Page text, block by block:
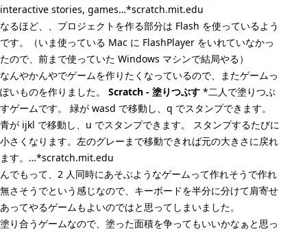
interactive stories, games…*scratch.mit.edu
なるほど、、プロジェクトを作る部分は Flash を使っているよう
です。（いま使っている Mac に FlashPlayer をいれていなかっ
たので、前まで使っていた Windows マシンで結局やる）
なんやかんやでゲームを作りたくなっているので、またゲームっ
ぽいものを作りました。 Scratch - 塗りつぶす *二人で塗りつぶ
すゲームです。 緑が wasd で移動し、q でスタンプできます。
青が ijkl で移動し、u でスタンプできます。 スタンプするたびに
小さくなります。左のグレーまで移動できれば元の大きさに戻れ
ます。…*scratch.mit.edu
んでもって、2 人同時にあそぶようなゲームって作れそうで作れ
無さそうでという感じなので、キーボードを半分に分けて肩寄せ
あってやるゲームもよいのではと思ってしまいました。
塗り合うゲームなので、塗った面積を争ってもいいかなぁと思っ